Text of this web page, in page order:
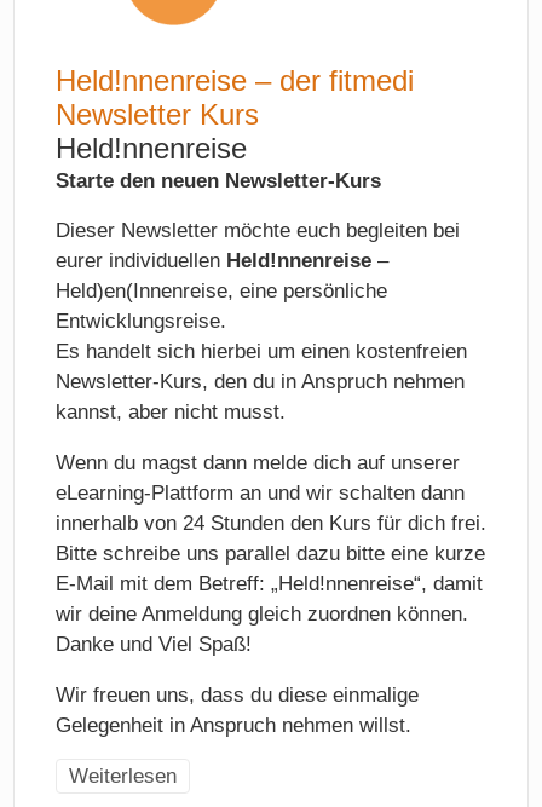
Held!nnenreise – der fitmedi
Newsletter Kurs
Held!nnenreise
Starte den neuen Newsletter-Kurs
Dieser Newsletter möchte euch begleiten bei
eurer individuellen Held!nnenreise–
Held)en(Innenreise, eine persönliche
Entwicklungsreise.
Es handelt sich hierbei um einen kostenfreien
Newsletter-Kurs, den du in Anspruch nehmen
kannst, aber nicht musst.
Wenn du magst dann melde dich auf unserer
eLearning-Plattform an und wir schalten dann
innerhalb von 24 Stunden den Kurs für dich frei.
Bitte schreibe uns parallel dazu bitte eine kurze
E-Mail mit dem Betreff: „Held!nnenreise“, damit
wir deine Anmeldung gleich zuordnen können.
Danke und Viel Spaß!
Wir freuen uns, dass du diese einmalige
Gelegenheit in Anspruch nehmen willst.
Weiterlesen